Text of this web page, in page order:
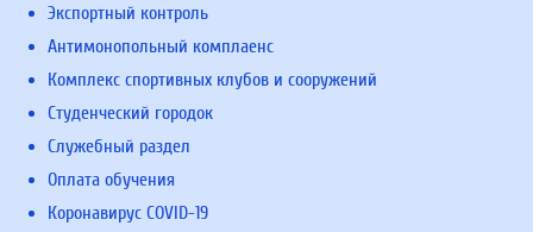
Экспортный контроль
Антимонопольный комплаенс
Комплекс спортивных клубов и сооружений
Студенческий городок
Служебный раздел
Оплата обучения
Коронавирус COVID-19